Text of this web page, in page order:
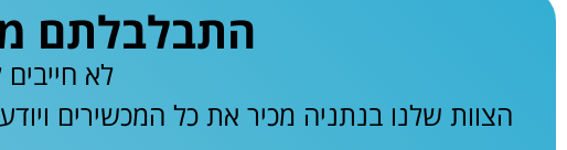
התבלבלתם
לא
הצוות שלנו בנתניה מכיר את כל המכשירים